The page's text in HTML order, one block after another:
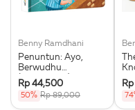
Benny Ramdhani
Penuntun: Ayo,
Berwudhu
(Boardbook)
Rp 44,500
50% Rp 89,000